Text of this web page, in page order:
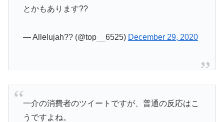
とかもあります??
— Allelujah?? (@top__6525) December 29, 2020
一介の消費者のツイートですが、普通の反応はこ
うですよね。